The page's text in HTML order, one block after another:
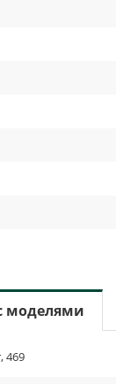
моделями
469